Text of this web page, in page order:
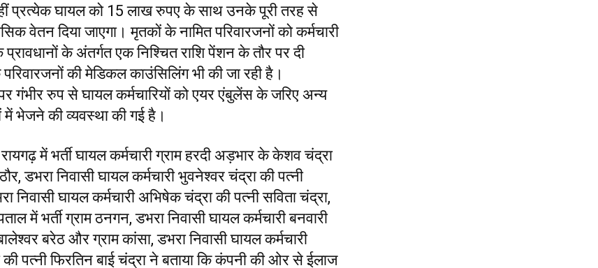
प्रत्येक घायल को 15 लाख रुपए के साथ उनके पूरी तरह से
वेतन दिया जाएगा। मृतकों के नामित परिवारजनों को कर्मचारी
प्रावधानों के अंतर्गत एक निश्चित राशि पेंशन के तौर पर दी
की मेडिकल काउंसिलिंग भी की जा रही है।
गंभीर रुप से घायल कर्मचारियों को एयर एंबुलेंस के जरिए अन्य
में भेजने की व्यवस्था की गई है।
में भर्ती घायल कर्मचारी ग्राम हरदी अड़भार के केशव चंद्रा
डभरा निवासी घायल कर्मचारी भुवनेश्वर चंद्रा की पत्नी
निवासी घायल कर्मचारी अभिषेक चंद्रा की पत्नी सविता चंद्रा,
में भर्ती ग्राम ठनगन, डभरा निवासी घायल कर्मचारी बनवारी
बरेठ और ग्राम कांसा, डभरा निवासी घायल कर्मचारी
पत्नी फिरतिन बाई चंद्रा ने बताया कि कंपनी की ओर से ईलाज